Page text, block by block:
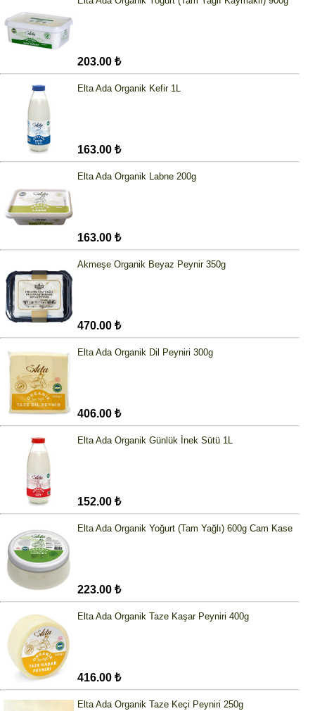
203.00 ₺
Elta Ada Organik Kefir 1L
163.00 ₺
Elta Ada Organik Labne 200g
163.00 ₺
Akmeşe Organik Beyaz Peynir 350g
470.00 ₺
Elta Ada Organik Dil Peyniri 300g
406.00 ₺
Elta Ada Organik Günlük İnek Sütü 1L
152.00 ₺
Elta Ada Organik Yoğurt (Tam Yağlı) 600g Cam Kase
223.00 ₺
Elta Ada Organik Taze Kaşar Peyniri 400g
416.00 ₺
Elta Ada Organik Taze Keçi Peyniri 250g